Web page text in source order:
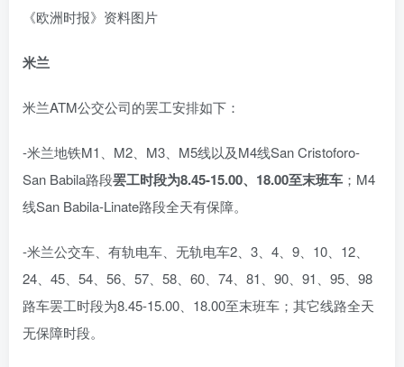
《欧洲时报》资料图片
米兰
米兰ATM公交公司的罢工安排如下：
-米兰地铁M1、M2、M3、M5线以及M4线San Cristoforo-
San Babila路段罢工时段为8.45-15.00、18.00至末班车 ；M4
线San Babila-Linate路段全天有保障。
-米兰公交车、有轨电车、无轨电车2、3、4、9、10、12、
24、45、54、56、57、58、60、74、81、90、91、95、98
路车罢工时段为8.45-15.00、18.00至末班车；其它线路全天
无保障时段。